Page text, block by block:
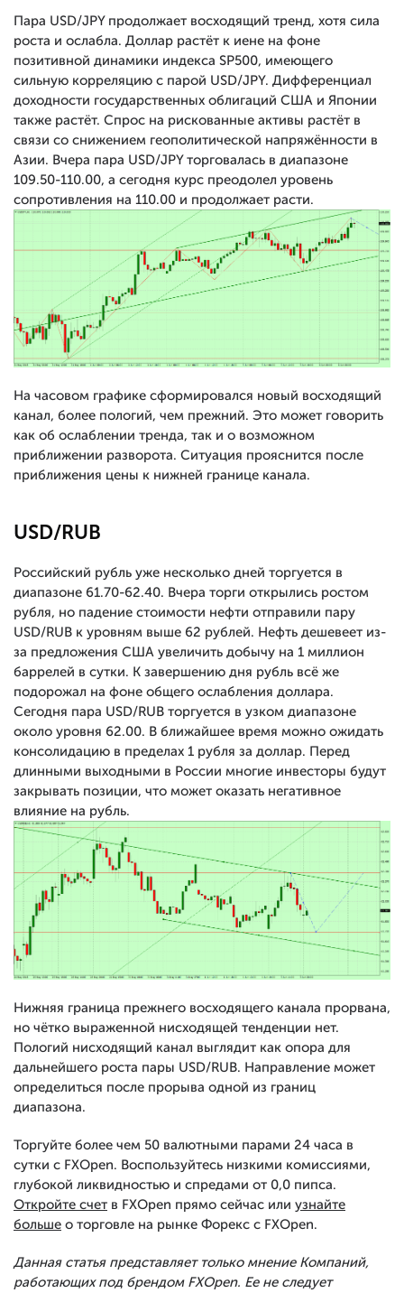
Пара USD/JPY продолжает восходящий тренд, хотя сила
роста и ослабла. Доллар растёт к иене на фоне
позитивной динамики индекса SP500, имеющего
сильную корреляцию с парой USD/JPY. Дифференциал
доходности государственных облигаций США и Японии
также растёт. Спрос на рискованные активы растёт в
связи со снижением геополитической напряжённости в
Азии. Вчера пара USD/JPY торговалась в диапазоне
109.50-110.00, а сегодня курс преодолел уровень
сопротивления на 110.00 и продолжает расти.
На часовом графике сформировался новый восходящий
канал, более пологий, чем прежний. Это может говорить
как об ослаблении тренда, так и о возможном
приближении разворота. Ситуация прояснится после
приближения цены к нижней границе канала.
USD/RUB
Российский рубль уже несколько дней торгуется в
диапазоне 61.70-62.40. Вчера торги открылись ростом
рубля, но падение стоимости нефти отправили пару
USD/RUB к уровням выше 62 рублей. Нефть дешевеет из-
за предложения США увеличить добычу на 1 миллион
баррелей в сутки. К завершению дня рубль всё же
подорожал на фоне общего ослабления доллара.
Сегодня пара USD/RUB торгуется в узком диапазоне
около уровня 62.00. В ближайшее время можно ожидать
консолидацию в пределах 1 рубля за доллар. Перед
длинными выходными в России многие инвесторы будут
закрывать позиции, что может оказать негативное
влияние на рубль.
Нижняя граница прежнего восходящего канала прорвана,
но чётко выраженной нисходящей тенденции нет.
Пологий нисходящий канал выглядит как опора для
дальнейшего роста пары USD/RUB. Направление может
определиться после прорыва одной из границ
диапазона.
Торгуйте более чем 50 валютными парами 24 часа в
сутки с FXOpen. Воспользуйтесь низкими комиссиями,
глубокой ликвидностью и спредами от 0,0 пипса.
Откройте счет в FXOpen прямо сейчас или узнайте
больше о торговле на рынке Форекс с FXOpen.
Данная статья представляет только мнение Компаний,
работающих под брендом FXOpen. Ее не следует